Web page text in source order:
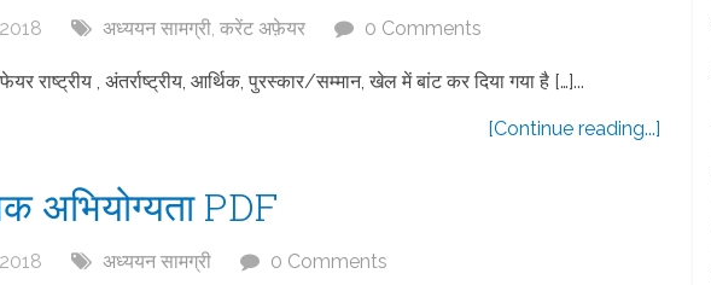
अध्ययन सामग्री करेंट अफ़ेयर 0 Comments
, अंतर्राष्ट्रीय, आर्थिक, पुरस्कार/सम्मान, खेल में बांट कर दिया गया है […]...
[Continue reading...]
अभियोग्यता PDF
अध्ययन सामग्री 0 Comments